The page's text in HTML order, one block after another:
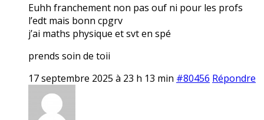
Euhh franchement non pas ouf ni pour les profs
l’edt mais bonn cpgrv
j’ai maths physique et svt en spé
prends soin de toii
17 septembre 2025 à 23 h 13 min #80456 Répondre